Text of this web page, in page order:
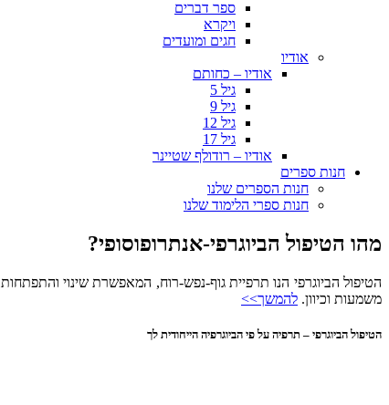
ספר דברים
ויקרא
חגים ומועדים
אודיו
אודיו – כחותם
גיל 5
גיל 9
גיל 12
גיל 17
אודיו – רודולף שטיינר
חנות ספרים
חנות הספרים שלנו
חנות ספרי הלימוד שלנו
מהו הטיפול הביוגרפי-אנתרופוסופי?
הטיפול הביוגרפי הנו תרפיית גוף-נפש-רוח, המאפשרת שינוי
משמעות וכיוון. להמשך>>
הטיפול הביוגרפי – תרפיה על פי הביוגרפיה הייחודית לך